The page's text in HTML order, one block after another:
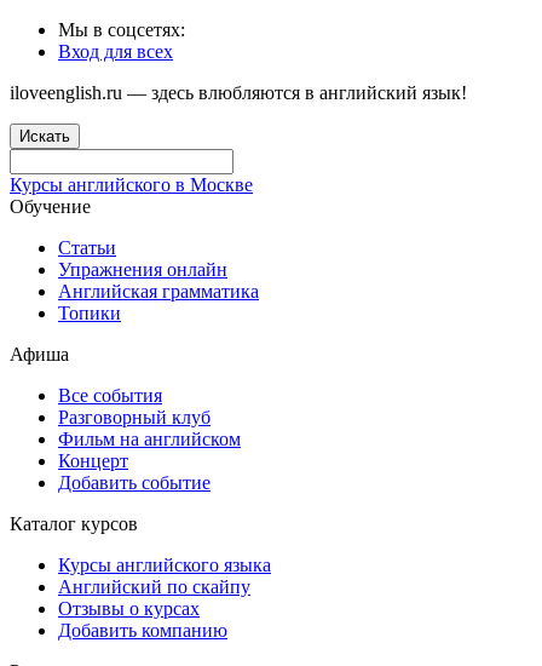
Мы в соцсетях:
Вход для всех
iloveenglish.ru — здесь влюбляются в английский язык!
Искать
Курсы английского в Москве
Обучение
Статьи
Упражнения онлайн
Английская грамматика
Топики
Афиша
Все события
Разговорный клуб
Фильм на английском
Концерт
Добавить событие
Каталог курсов
Курсы английского языка
Английский по скайпу
Отзывы о курсах
Добавить компанию